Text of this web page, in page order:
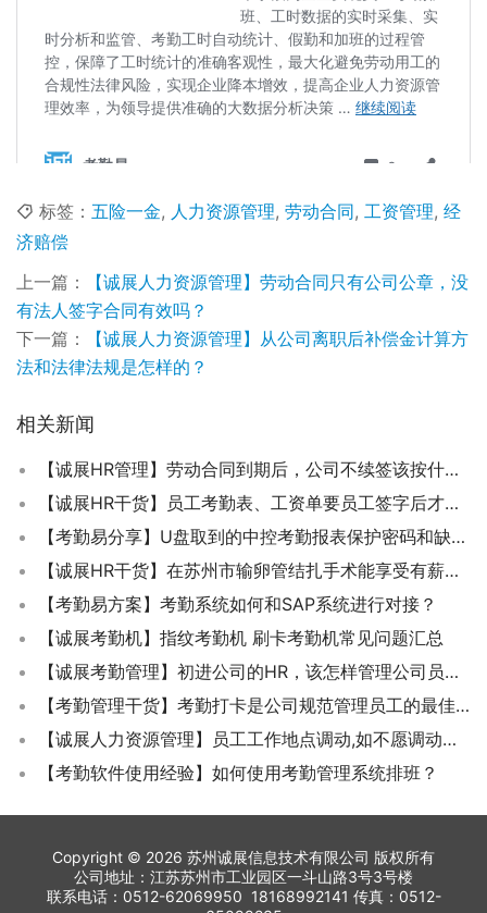
标签： 五险一金, 人力资源管理, 劳动合同, 工资管理, 经
济赔偿
上一篇：
【诚展人力资源管理】劳动合同只有公司公章，没
有法人签字合同有效吗？
下一篇：
【诚展人力资源管理】从公司离职后补偿金计算方
法和法律法规是怎样的？
相关新闻
【诚展HR管理】劳动合同到期后，公司不续签该按什么标准支付经济补偿了？
【诚展HR干货】员工考勤表、工资单要员工签字后才能做法律证明？
【考勤易分享】U盘取到的中控考勤报表保护密码和缺少数据怎么办？
【诚展HR干货】在苏州市输卵管结扎手术能享受有薪假吗？
【考勤易方案】考勤系统如何和SAP系统进行对接？
【诚展考勤机】指纹考勤机 刷卡考勤机常见问题汇总
【诚展考勤管理】初进公司的HR，该怎样管理公司员工的考勤？
【考勤管理干货】考勤打卡是公司规范管理员工的最佳办法
【诚展人力资源管理】员工工作地点调动,如不愿调动能否得到经济补偿?
【考勤软件使用经验】如何使用考勤管理系统排班？
Copyright © 2026 苏州诚展信息技术有限公司 版权所有
公司地址：江苏苏州市工业园区一斗山路3号3号楼
联系电话：0512-62069950 18168992141 传真：0512-